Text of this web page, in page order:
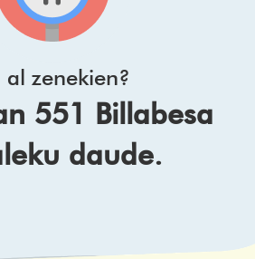
al zenekien?
551 Billabesa
daude.